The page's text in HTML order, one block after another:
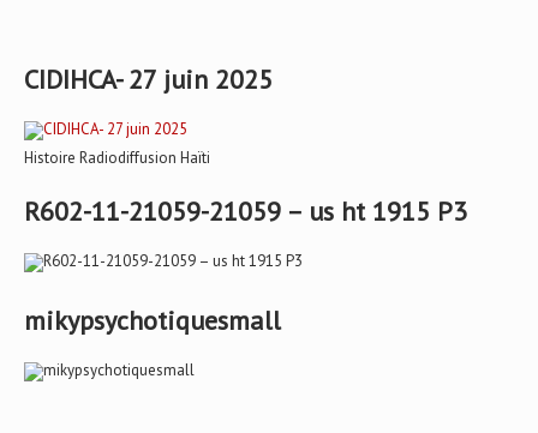
CIDIHCA- 27 juin 2025
Histoire Radiodiffusion Haïti
R602-11-21059-21059 – us ht 1915 P3
mikypsychotiquesmall